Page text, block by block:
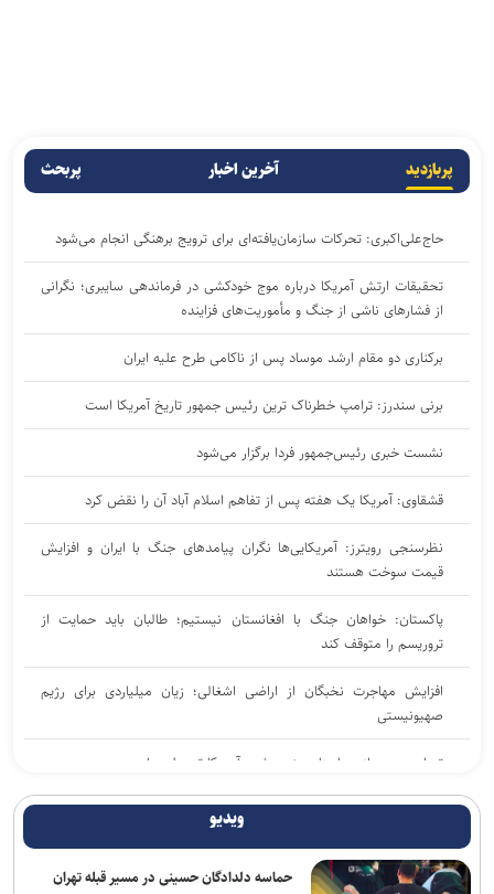
پربازدید آخرین اخبار پربحث
حاج‌علی‌اکبری: تحرکات سازمان‌یافته‌ای برای ترویج برهنگی انجام می‌شود
تحقیقات ارتش آمریکا درباره موج خودکشی در فرماندهی سایبری؛ نگرانی
از فشار‌های ناشی از جنگ و مأموریت‌های فزاینده
برکناری دو مقام ارشد موساد پس از ناکامی طرح علیه ایران
برنی سندرز: ترامپ خطرناک‌ ترین رئیس‌ جمهور تاریخ آمریکا است
نشست خبری رئیس‌جمهور فردا برگزار می‌شود
قشقاوی: آمریکا یک هفته پس از تفاهم اسلام آباد آن را نقض کرد
نظرسنجی رویترز: آمریکایی‌ها نگران پیامد‌های جنگ با ایران و افزایش
قیمت سوخت هستند
پاکستان: خواهان جنگ با افغانستان نیستیم؛ طالبان باید حمایت از
تروریسم را متوقف کند
افزایش مهاجرت نخبگان از اراضی اشغالی؛ زیان میلیاردی برای رژیم
صهیونیستی
تصاویر جدید از پهپاد‌های منهدم‌شده آمریکا توسط سپاه
گفت‌وگوی تلفنی بن‌سلمان و مکرون درباره امنیت منطقه و آبراه‌های
واشنگتن‌پست: ترامپ در محافل خصوصی از جی‌دی ونس برای انتخابات
ویدیو
حماسه دلدادگان حسینی در مسیر قبله تهران